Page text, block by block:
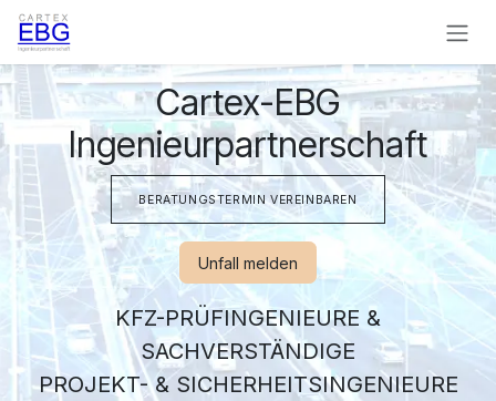
Zum Inhalt springen
Cartex-EBG
Ingenieurpartnerschaft
BERATUNGSTERMIN VER​​​​EINBAREN
Unfall melden
KFZ-PRÜFINGENIEURE &
SACHVERSTÄNDIGE
PROJEKT- & SICHERHEITSINGENIEURE